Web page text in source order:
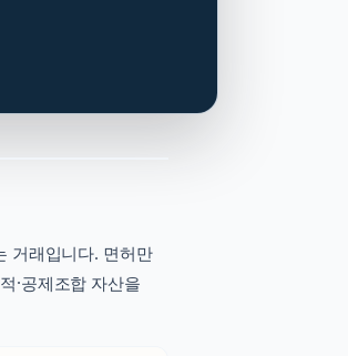
거래입니다. 면허만
·공제조합 자산을